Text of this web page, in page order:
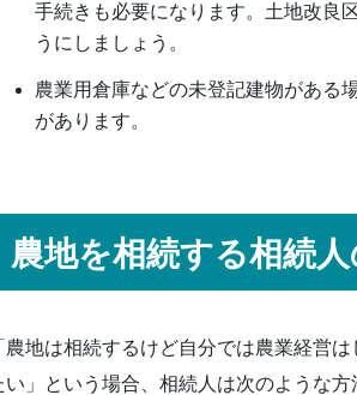
手続きも必要になります。土地改良
うにしましょう。
農業用倉庫などの未登記建物がある
があります。
農地を相続する相続
農地は相続するけど自分では農業経営
い」という場合、相続人は次のような